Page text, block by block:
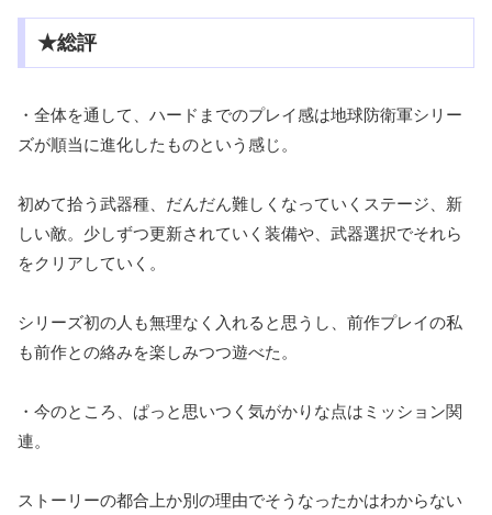
★総評
・全体を通して、ハードまでのプレイ感は地球防衛軍シリー
ズが順当に進化したものという感じ。
初めて拾う武器種、だんだん難しくなっていくステージ、新
しい敵。少しずつ更新されていく装備や、武器選択でそれら
をクリアしていく。
シリーズ初の人も無理なく入れると思うし、前作プレイの私
も前作との絡みを楽しみつつ遊べた。
・今のところ、ぱっと思いつく気がかりな点はミッション関
連。
ストーリーの都合上か別の理由でそうなったかはわからない